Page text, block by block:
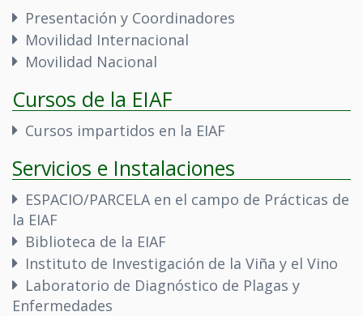
Presentación y Coordinadores
Movilidad Internacional
Movilidad Nacional
Cursos de la EIAF
Cursos impartidos en la EIAF
Servicios e Instalaciones
ESPACIO/PARCELA en el campo de Prácticas de
la EIAF
Biblioteca de la EIAF
Instituto de Investigación de la Viña y el Vino
Laboratorio de Diagnóstico de Plagas y
Enfermedades